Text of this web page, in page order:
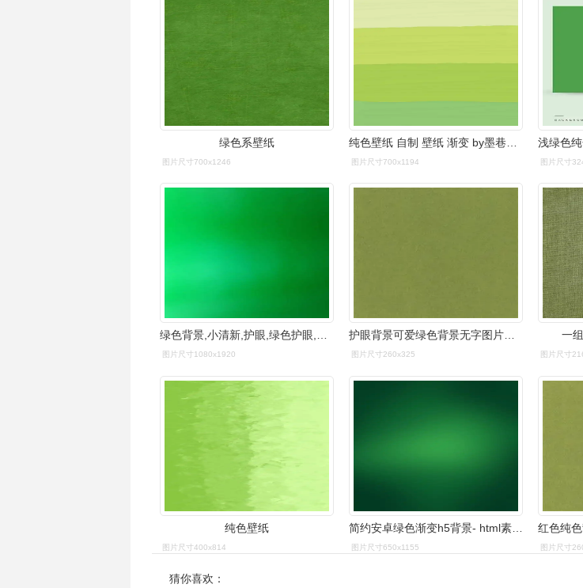
绿色系壁纸
图片尺寸700x1246 图片尺寸700x1194 图片尺寸
绿色背景,小清新,护眼,绿色护眼,绿色背景,手机壁纸绿色护眼纯色背景
图片尺寸1080x1920
护眼背景可爱绿色背景无字图片水彩渐变淡绿色背景图绿色植物背景图
图片尺寸260x325
一
图片尺寸
纯色壁纸
图片尺寸400x814
简约安卓绿色渐变h5背景- html素材网
图片尺寸650x1155 图片尺寸
猜你喜欢：